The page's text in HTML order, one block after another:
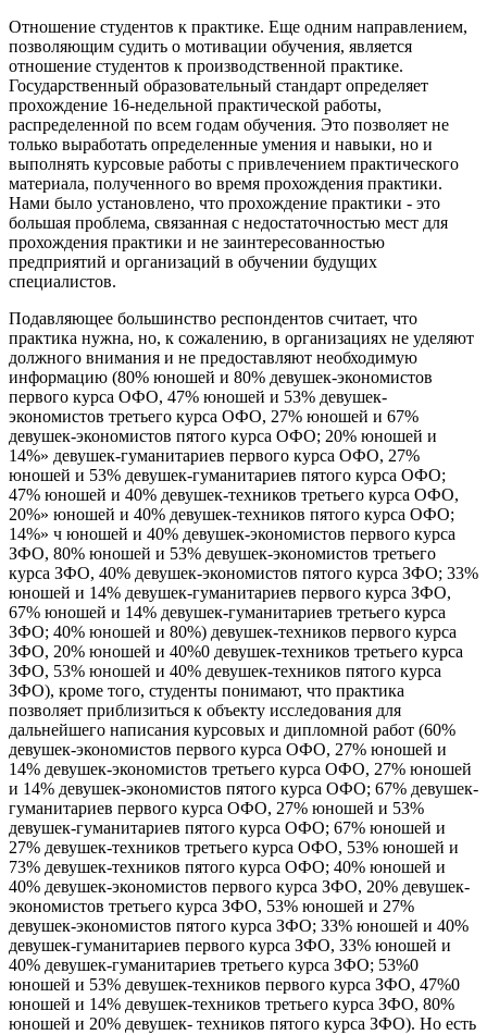
Отношение студентов к практике. Еще одним направлением,
позволяющим судить о мотивации обучения, является
отношение студентов к производственной практике.
Государственный образовательный стандарт определяет
прохождение 16-недельной практической работы,
распределенной по всем годам обучения. Это позволяет не
только выработать определенные умения и навыки, но и
выполнять курсовые работы с привлечением практического
материала, полученного во время прохождения практики.
Нами было установлено, что прохождение практики - это
большая проблема, связанная с недостаточностью мест для
прохождения практики и не заинтересованностью
предприятий и организаций в обучении будущих
специалистов.
Подавляющее большинство респондентов считает, что
практика нужна, но, к сожалению, в организациях не уделяют
должного внимания и не предоставляют необходимую
информацию (80% юношей и 80% девушек-экономистов
первого курса ОФО, 47% юношей и 53% девушек-
экономистов третьего курса ОФО, 27% юношей и 67%
девушек-экономистов пятого курса ОФО; 20% юношей и
14%» девушек-гуманитариев первого курса ОФО, 27%
юношей и 53% девушек-гуманитариев пятого курса ОФО;
47% юношей и 40% девушек-техников третьего курса ОФО,
20%» юношей и 40% девушек-техников пятого курса ОФО;
14%» ч юношей и 40% девушек-экономистов первого курса
ЗФО, 80% юношей и 53% девушек-экономистов третьего
курса ЗФО, 40% девушек-экономистов пятого курса ЗФО; 33%
юношей и 14% девушек-гуманитариев первого курса ЗФО,
67% юношей и 14% девушек-гуманитариев третьего курса
ЗФО; 40% юношей и 80%) девушек-техников первого курса
ЗФО, 20% юношей и 40%0 девушек-техников третьего курса
ЗФО, 53% юношей и 40% девушек-техников пятого курса
ЗФО), кроме того, студенты понимают, что практика
позволяет приблизиться к объекту исследования для
дальнейшего написания курсовых и дипломной работ (60%
девушек-экономистов первого курса ОФО, 27% юношей и
14% девушек-экономистов третьего курса ОФО, 27% юношей
и 14% девушек-экономистов пятого курса ОФО; 67% девушек-
гуманитариев первого курса ОФО, 27% юношей и 53%
девушек-гуманитариев пятого курса ОФО; 67% юношей и
27% девушек-техников третьего курса ОФО, 53% юношей и
73% девушек-техников пятого курса ОФО; 40% юношей и
40% девушек-экономистов первого курса ЗФО, 20% девушек-
экономистов третьего курса ЗФО, 53% юношей и 27%
девушек-экономистов пятого курса ЗФО; 33% юношей и 40%
девушек-гуманитариев первого курса ЗФО, 33% юношей и
40% девушек-гуманитариев третьего курса ЗФО; 53%0
юношей и 53% девушек-техников первого курса ЗФО, 47%0
юношей и 14% девушек-техников третьего курса ЗФО, 80%
юношей и 20% девушек- техников пятого курса ЗФО). Но есть